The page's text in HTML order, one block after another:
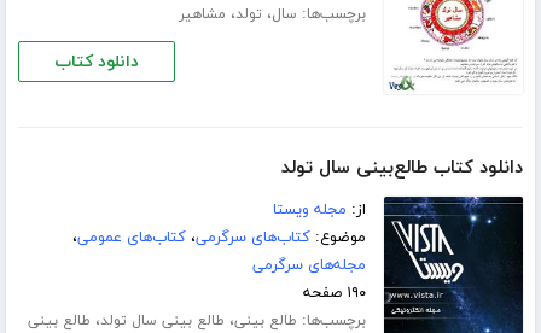
برچسب‌ها: سال، تولد، مشاهیر
دانلود کتاب
دانلود کتاب طالع‌بینی سال تولد
از: مجله ویستا
موضوع:کتاب‌های سرگرمی،کتاب‌های عمومی،
مجله‌های سرگرمی
۱۹۰ صفحه
برچسب‌ها: طالع بینی، طالع بینی سال تولد، طالع بینی